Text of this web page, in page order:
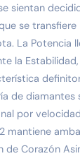
sientan
se transfiere
La Potencia
la
de diamantes
por
mantiene
de Corazón